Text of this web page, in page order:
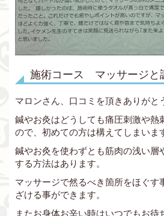
施術コース マッサージと
マロンさん、口コミを頂きありがと
鍼やお灸はどうしても痛圧刺激や熱
ので、初めての方は構えてしまいま
鍼やお灸を使わずとも筋肉の浅い層
する方法はあります。
マッサージで然るべき箇所をほぐす
ざける事ができます。
またお身体お辛い時はいつでもお待